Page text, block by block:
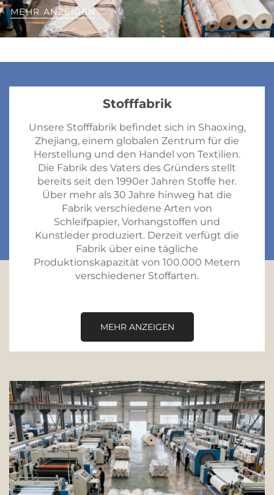
MEHR ANZEIGEN
Stofffabrik
Unsere Stofffabrik befindet sich in Shaoxing,
Zhejiang, einem globalen Zentrum für die
Herstellung und den Handel von Textilien.
Die Fabrik des Vaters des Gründers stellt
bereits seit den 1990er Jahren Stoffe her.
Über mehr als 30 Jahre hinweg hat die
Fabrik verschiedene Arten von
Schleifpapier, Vorhangstoffen und
Kunstleder produziert. Derzeit verfügt die
Fabrik über eine tägliche
Produktionskapazität von 100.000 Metern
verschiedener Stoffarten.
MEHR ANZEIGEN